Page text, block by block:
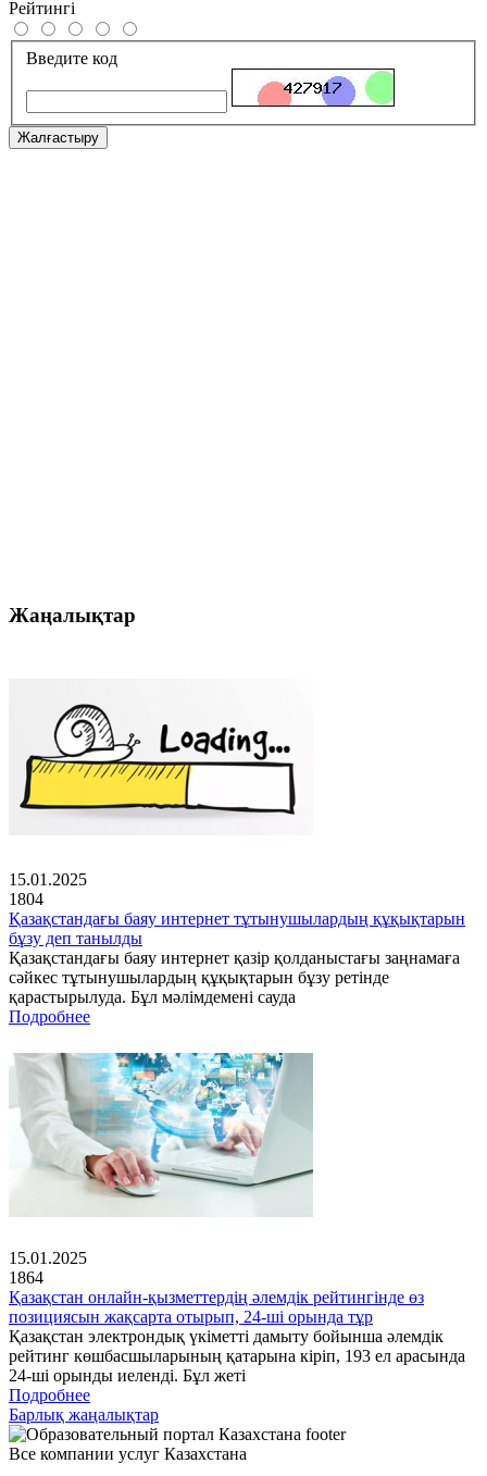
Рейтингі
Введите код
Жалғастыру
Жаңалықтар
15.01.2025
1804
Қазақстандағы баяу интернет тұтынушылардың құқықтарын
бұзу деп танылды
Қазақстандағы баяу интернет қазір қолданыстағы заңнамаға
сәйкес тұтынушылардың құқықтарын бұзу ретінде
қарастырылуда. Бұл мәлімдемені сауда
Подробнее
15.01.2025
1864
Қазақстан онлайн-қызметтердің әлемдік рейтингінде өз
позициясын жақсарта отырып, 24-ші орында тұр
Қазақстан электрондық үкіметті дамыту бойынша әлемдік
рейтинг көшбасшыларының қатарына кіріп, 193 ел арасында
24-ші орынды иеленді. Бұл жеті
Подробнее
Барлық жаңалықтар
Все компании услуг Казахстана